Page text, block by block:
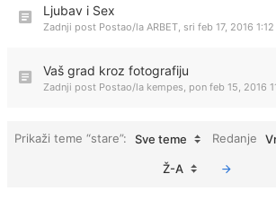
Ljubav i Sex
Zadnji post Postao/la ARBET, sri feb 17, 2016
Vaš grad kroz fotografiju
Zadnji post Postao/la kempes, pon feb 15, 2016
Prikaži teme “stare”: Sve teme Redanje
Ž-A